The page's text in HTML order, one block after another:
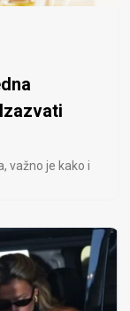
važno je kako i